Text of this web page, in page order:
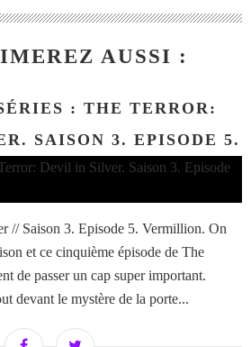
AUSSI :
: THE TERROR:
SAISON 3. EPISODE 5.
// Saison 3. Episode 5. Vermillion. On
et ce cinquième épisode de The
de passer un cap super important.
devant le mystère de la porte...